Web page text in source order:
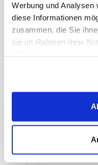
Werbung und Analysen
diese Informationen
zusammen, die Sie
sie im Rahmen Ihrer
Art. Nr.: 41745.9
Preis auf